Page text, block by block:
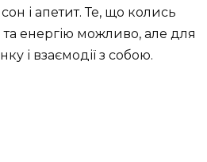
і апетит. Те, що колись
та енергію можливо, але для
і взаємодії з собою.